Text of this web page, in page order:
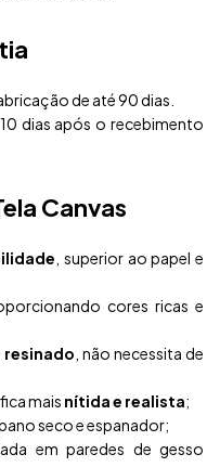
de até 90 dias.
dias após o recebimento
Canvas
, superior ao papel e
cores ricas e
, não necessita de
mais nítida e realista;
seco e espanador;
em paredes de gesso